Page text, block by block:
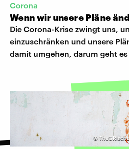
Corona
Wenn wir unsere Pläne
Die Corona-Krise zwingt uns,
einzuschränken und unsere
damit umgehen, darum geht es
©